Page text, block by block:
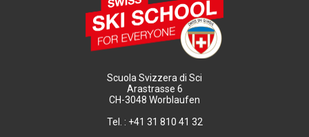
Scuola Svizzera di Sci
Arastrasse 6
CH-3048 Worblaufen
Tel. : +41 31 810 41 32